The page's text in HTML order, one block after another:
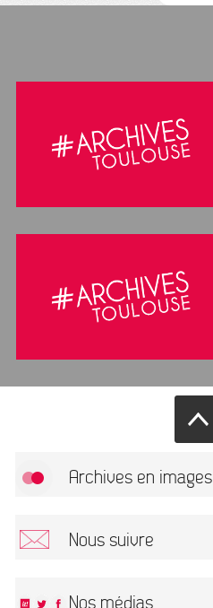
Archives en images
Nous suivre
Nos médias